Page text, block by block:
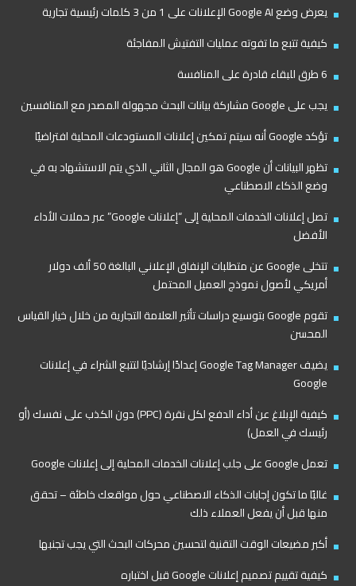
يعرض وضع Google AI الإعلانات على 1 من 3 كلمات رئيسية تجارية
كيفية تتبع ما تفوته عمليات التفتيش المفاجئة
6 طرق للبقاء قادرة على المنافسة
يجب على Google مشاركة بيانات البحث مجهولة المصدر مع المنافسين
تؤكد Google أنه سيتم تمكين إعلانات المستودعات المحلية افتراضيًا
تظهر البيانات أن Google هو المجال الثاني الذي يتم الاستشهاد به في
وضع الذكاء الاصطناعي
تصل إعلانات الخدمات المحلية إلى “إعلانات Google” عبر حملات الأداء
الأفضل
تتخلى Google عن متطلبات الإنفاق الإعلاني البالغة 50 ألف دولار
أمريكي لأصول نموذج العميل المحتمل
تقوم Google بتوسيع دراسات تأثير العلامة التجارية من خلال خيار القياس
المحسن
يضيف Google Tag Manager إعدادًا إرشاديًا لتتبع الشراء في إعلانات
Google
كيفية الإبلاغ عن أداء الدفع لكل نقرة (PPC) دون الكذب على نفسك (أو
رئيسك في العمل)
تعمل Google على جلب إعلانات الخدمات المحلية إلى إعلانات Google
غالبًا ما تكون إجابات الذكاء الاصطناعي حول مواقعك خاطئة – تحقق
منها قبل أن يفعل العملاء ذلك
أكبر مضيعات الوقت التقنية لتحسين محركات البحث التي يجب تجنبها
كيفية تقييم تصميم إعلانات Google قبل اختباره